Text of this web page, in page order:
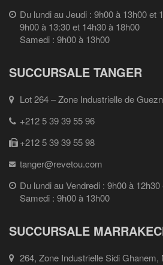
Du lundi au Jeudi : 9h00 à 13h00 et
9h00 à 13:30 et 14h30 à 18h00
Samedi : 9h00 à 13h00
SUCCURSALE TANGER
Lot 264 – Zone Industrielle de
+212 5 39 39 55 96
+212 5 39 39 55 98
tanger@revetou.com
Du lundi au Vendredi : 9h00 à
Samedi : 9h00 à 13h00
SUCCURSALE
264, Zone Industrielle Sidi Ghanem,